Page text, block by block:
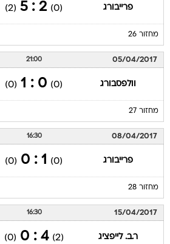
פרייבורג (0)
2 : 5
(2)
מחזור 26
05/04/2017
21:00
וולפסבורג (0)
0 : 1
(0)
מחזור 27
08/04/2017
16:30
פרייבורג (0)
1 : 0
(0)
מחזור 28
15/04/2017
16:30
ר.ב. לייפציג (2)
4 : 0
(0)